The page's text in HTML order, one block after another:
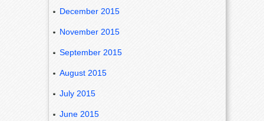
December 2015
November 2015
September 2015
August 2015
July 2015
June 2015